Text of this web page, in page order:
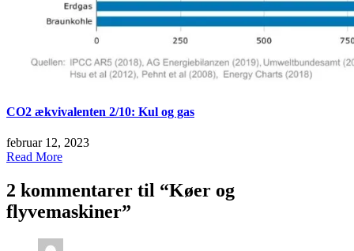
CO2 ækvivalenten 2/10: Kul og gas
februar 12, 2023
Read More
2 kommentarer til “Køer og
flyvemaskiner”